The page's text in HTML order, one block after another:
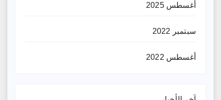
أغسطس 2025
سبتمبر 2022
أغسطس 2022